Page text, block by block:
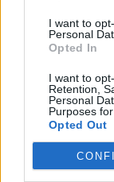
I want to
Personal
Opted In
I want to
Retention,
Personal
Purposes
Opted Out
27 Giugno 2026